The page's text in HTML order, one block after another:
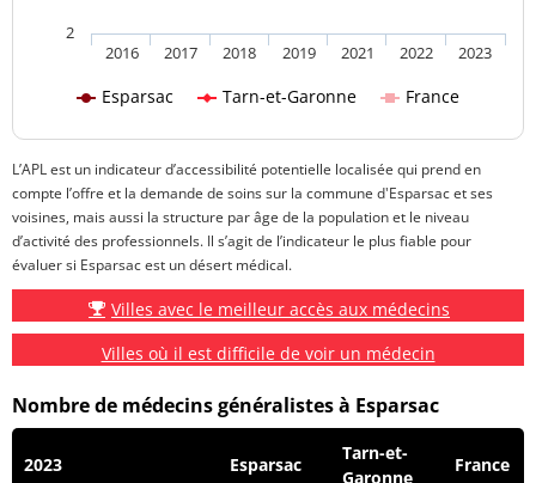
Esparsac Tarn-et-Garonne France
2016 2017 2018 2019 2021 2022 2023
2
L’APL est un indicateur d’accessibilité potentielle localisée qui prend en
compte l’offre et la demande de soins sur la commune d'Esparsac et ses
voisines, mais aussi la structure par âge de la population et le niveau
d’activité des professionnels. Il s’agit de l’indicateur le plus fiable pour
évaluer si Esparsac est un désert médical.
Villes avec le meilleur accès aux médecins
Villes où il est difficile de voir un médecin
Nombre de médecins généralistes à Esparsac
2023 Esparsac
Tarn-et-
Garonne
France